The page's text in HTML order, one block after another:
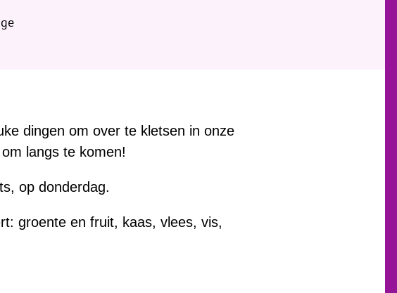
dingen om over te kletsen in onze
langs te komen!
op donderdag.
groente en fruit, kaas, vlees, vis,